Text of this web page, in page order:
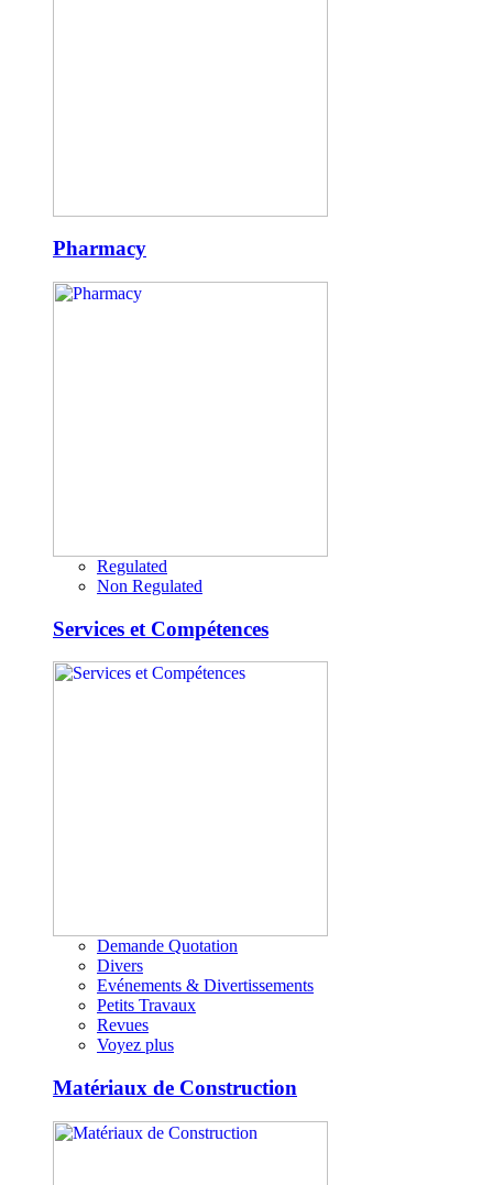
Pharmacy
Regulated
Non Regulated
Services et Compétences
Demande Quotation
Divers
Evénements & Divertissements
Petits Travaux
Revues
Voyez plus
Matériaux de Construction